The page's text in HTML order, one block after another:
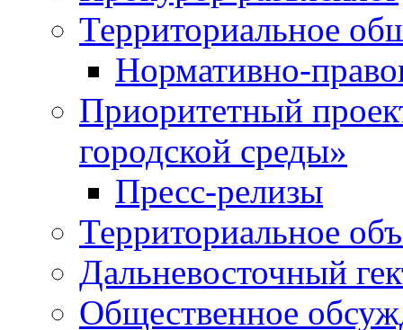
Территориальное
Нормативно-
Приоритетный
городской среды»
Пресс-релизы
Территориальное
Дальневосточный
Общественное